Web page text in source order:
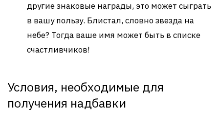
другие знаковые награды, это может сыграть
в вашу пользу. Блистал, словно звезда на
небе? Тогда ваше имя может быть в списке
счастливчиков!
Условия, необходимые для
получения надбавки